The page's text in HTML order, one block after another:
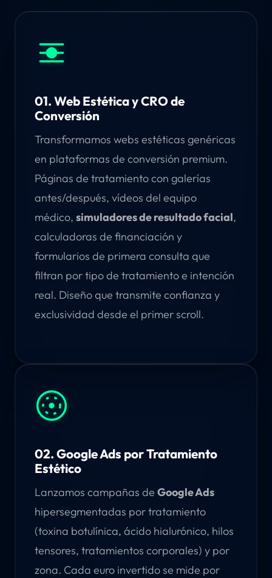
01. Web Estética y CRO de
Conversión
Transformamos webs estéticas genéricas
en plataformas de conversión premium.
Páginas de tratamiento con galerías
antes/después, vídeos del equipo
médico, simuladores de resultado facial,
calculadoras de financiación y
formularios de primera consulta que
filtran por tipo de tratamiento e intención
real. Diseño que transmite confianza y
exclusividad desde el primer scroll.
02. Google Ads por Tratamiento
Estético
Lanzamos campañas de Google Ads
hipersegmentadas por tratamiento
(toxina botulínica, ácido hialurónico, hilos
tensores, tratamientos corporales) y por
zona. Cada euro invertido se mide por